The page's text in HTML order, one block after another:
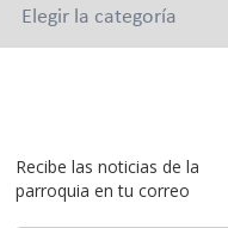
Recibe las noticias de la
parroquia en tu correo